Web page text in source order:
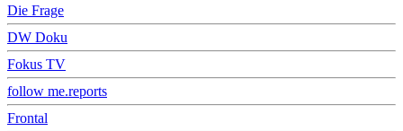
Die Frage
DW Doku
Fokus TV
follow me.reports
Frontal